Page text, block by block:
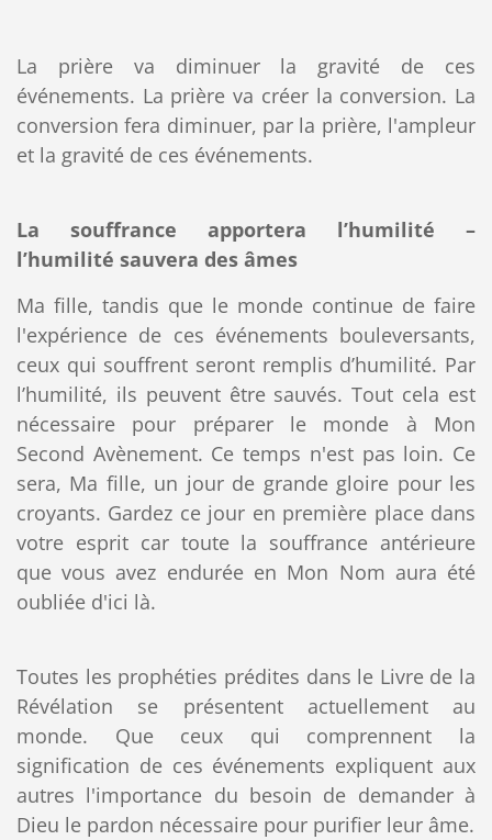
La prière va diminuer la gravité de ces
événements. La prière va créer la conversion. La
conversion fera diminuer, par la prière, l'ampleur
et la gravité de ces événements.
La souffrance apportera l’humilité –
l’humilité sauvera des âmes
Ma fille, tandis que le monde continue de faire
l'expérience de ces événements bouleversants,
ceux qui souffrent seront remplis d’humilité. Par
l’humilité, ils peuvent être sauvés. Tout cela est
nécessaire pour préparer le monde à Mon
Second Avènement. Ce temps n'est pas loin. Ce
sera, Ma fille, un jour de grande gloire pour les
croyants. Gardez ce jour en première place dans
votre esprit car toute la souffrance antérieure
que vous avez endurée en Mon Nom aura été
oubliée d'ici là.
Toutes les prophéties prédites dans le Livre de la
Révélation se présentent actuellement au
monde. Que ceux qui comprennent la
signification de ces événements expliquent aux
autres l'importance du besoin de demander à
Dieu le pardon nécessaire pour purifier leur âme.